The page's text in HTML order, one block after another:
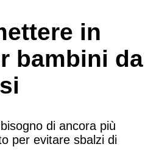
in
bambini da
di ancora più
per evitare sbalzi di